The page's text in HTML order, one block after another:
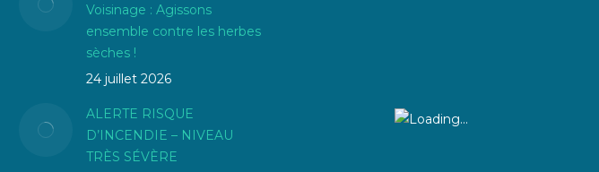
Voisinage : Agissons
ensemble contre les herbes
sèches !
24 juillet 2026
ALERTE RISQUE
D’INCENDIE – NIVEAU
TRÈS SÉVÈRE